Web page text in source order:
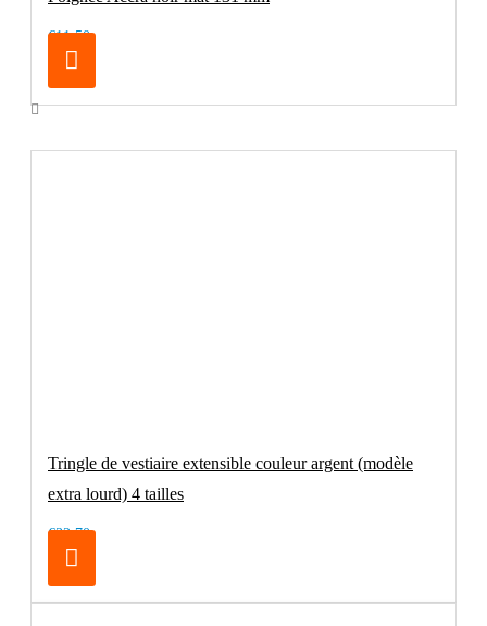
€11.50
Tringle de vestiaire extensible couleur argent (modèle
extra lourd) 4 tailles
€32.70